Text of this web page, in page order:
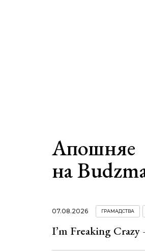
Апошняе
на
07.08.2026 ГРАМАДСТВА
I’m Freaking Crazy